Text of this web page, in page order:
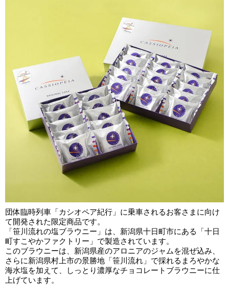
団体臨時列車「カシオペア紀行」に乗車されるお客さまに向け
て開発された限定商品です。
「笹川流れの塩ブラウニー」は、新潟県十日町市にある「十日
町すこやかファクトリー」で製造されています。
このブラウニーは、新潟県産のアロニアのジャムを混ぜ込み、
さらに新潟県村上市の景勝地「笹川流れ」で採れるまろやかな
海水塩を加えて、しっとり濃厚なチョコレートブラウニーに仕
上げています。